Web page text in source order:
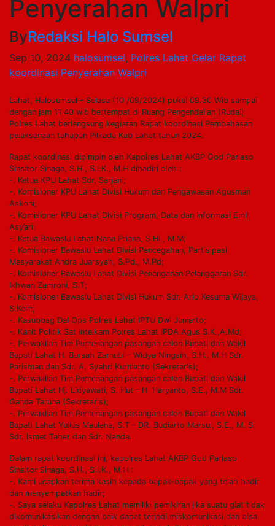
Penyerahan Walpri
ByRedaksi Halo Sumsel
Sep 10, 2024 halosumsel, Polres Lahat Gelar Rapat
koordinasi Penyerahan Walpri
Lahat, Halosumsel – Selasa (10 /09/2024) pukul 09.30 Wib sampai
dengan jam 11 40 wib bertempat di Ruang Pengendalian (Rudal)
Polres Lahat berlangsung kegiatan Rapat koordinasi Pembahasan
pelaksanaan tahapan Pilkada Kab Lahat tahun 2024.
Rapat koordinasi dipimpin oleh Kapolres Lahat AKBP God Parlaso
Sinsitor Sinaga, S.H., S.I.K., M.H dihadiri oleh :
-. Ketua KPU Lahat Sdr. Sarjani;
-. Komisioner KPU Lahat Divisi Hukum dan Pengawasan Agusman
Askoni;
-. Komisioner KPU Lahat Divisi Program, Data dan Informasi Emil
Asy’ari;
-. Ketua Bawaslu Lahat Nana Priana, S.Hi., M.M;
-. Komisioner Bawaslu Lahat Divisi Pencegahan, Partisipasi
Masyarakat Andra Juarsyah, S.Pd., M.Pd;
-. Komisioner Bawaslu Lahat Divisi Penanganan Pelanggaran Sdr.
Ikhwan Zamroni, S.T;
-. Komisioner Bawaslu Lahat Divisi Hukum Sdr. Ario Kesuma Wijaya,
S.Kom;
-. Kasubbag Dal Ops Polres Lahat IPTU Dwi Juniarto;
-. Kanit Politik Sat Intelkam Polres Lahat IPDA Agus S.K.,A.Md;
-. Perwakilan Tim Pemenangan pasangan calon Bupati dan Wakil
Bupati Lahat H. Bursah Zarnubi – Widya Ningsih, S.H., M.H Sdr.
Parisman dan Sdr. A. Syahri Kurnianto (Sekretaris);
-. Perwakilan Tim Pemenangan pasangan calon Bupati dan Wakil
Bupati Lahat Hj. Lidyawati, S. Hut – H Haryanto, S.E., M.M Sdr.
Ganda Taruna (Sekretaris);
-. Perwakilan Tim Pemenangan pasangan calon Bupati dan Wakil
Bupati Lahat Yulius Maulana, S.T – DR. Budiarto Marsul, S.E., M. Si
Sdr. Ismet Taher dan Sdr. Nanda.
Dalam rapat koordinasi ini, kapolres Lahat AKBP God Parlaso
Sinsitor Sinaga, S.H., S.I.K., M.H :
-. Kami ucapkan terima kasih kepada bapak-bapak yang telah hadir
dan menyempatkan hadir;
-. Saya selaku Kapolres Lahat memiliki pemikiran jika suatu giat tidak
dikomunikasikan dengan baik dapat terjadi miskomunikasi dan bisa